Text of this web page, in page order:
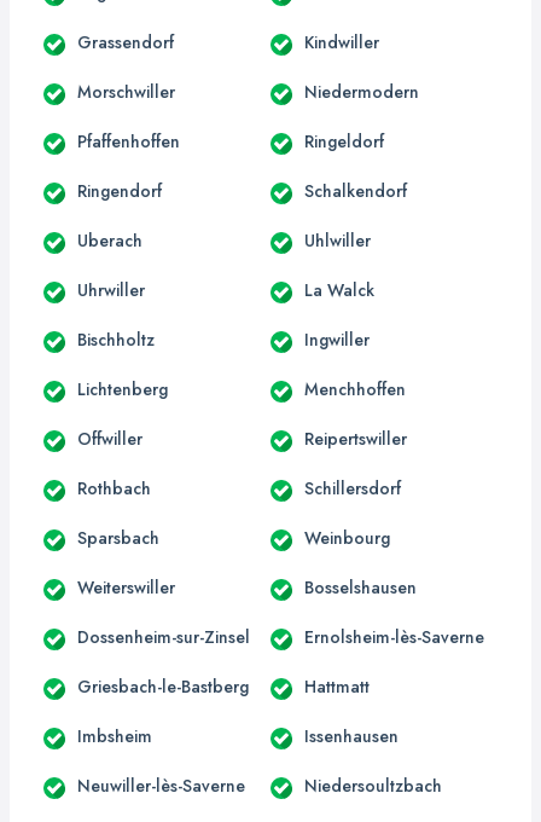
Grassendorf Kindwiller
Morschwiller Niedermodern
Pfaffenhoffen Ringeldorf
Ringendorf Schalkendorf
Uberach Uhlwiller
Uhrwiller La Walck
Bischholtz Ingwiller
Lichtenberg Menchhoffen
Offwiller Reipertswiller
Rothbach Schillersdorf
Sparsbach Weinbourg
Weiterswiller Bosselshausen
Dossenheim-sur-Zinsel Ernolsheim-lès-Saverne
Griesbach-le-Bastberg Hattmatt
Imbsheim Issenhausen
Neuwiller-lès-Saverne Niedersoultzbach